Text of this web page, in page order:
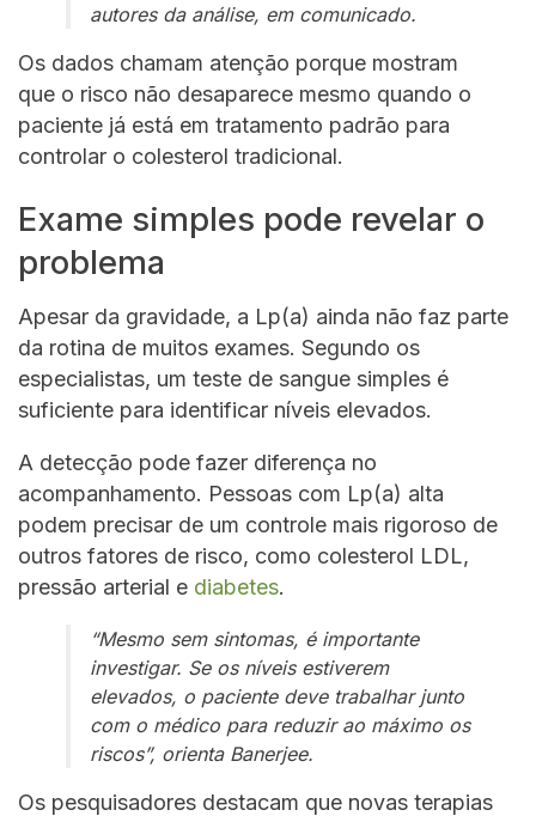
autores da análise, em comunicado.
Os dados chamam atenção porque mostram
que o risco não desaparece mesmo quando o
paciente já está em tratamento padrão para
controlar o colesterol tradicional.
Exame simples pode revelar o
problema
Apesar da gravidade, a Lp(a) ainda não faz parte
da rotina de muitos exames. Segundo os
especialistas, um teste de sangue simples é
suficiente para identificar níveis elevados.
A detecção pode fazer diferença no
acompanhamento. Pessoas com Lp(a) alta
podem precisar de um controle mais rigoroso de
outros fatores de risco, como colesterol LDL,
pressão arterial e diabetes.
“Mesmo sem sintomas, é importante
investigar. Se os níveis estiverem
elevados, o paciente deve trabalhar junto
com o médico para reduzir ao máximo os
riscos”, orienta Banerjee.
Os pesquisadores destacam que novas terapias